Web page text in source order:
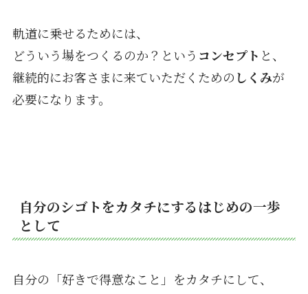
軌道に乗せるためには、
どういう場をつくるのか？という コンセプト と、
継続的にお客さまに来ていただくためのしくみが
必要になります。
自分のシゴトをカタチにするはじめの一歩
として
自分の「好きで得意なこと」をカタチにして、